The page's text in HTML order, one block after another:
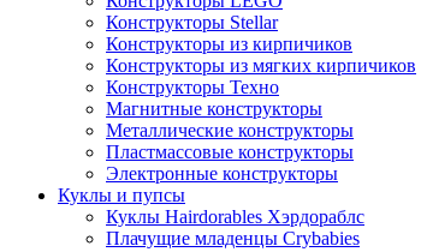
Конструкторы Stellar
Конструкторы из кирпичиков
Конструкторы из мягких кирпичиков
Конструкторы Техно
Магнитные конструкторы
Металлические конструкторы
Пластмассовые конструкторы
Электронные конструкторы
Куклы и пупсы
Куклы Hairdorables Хэрдораблс
Плачущие младенцы Crybabies